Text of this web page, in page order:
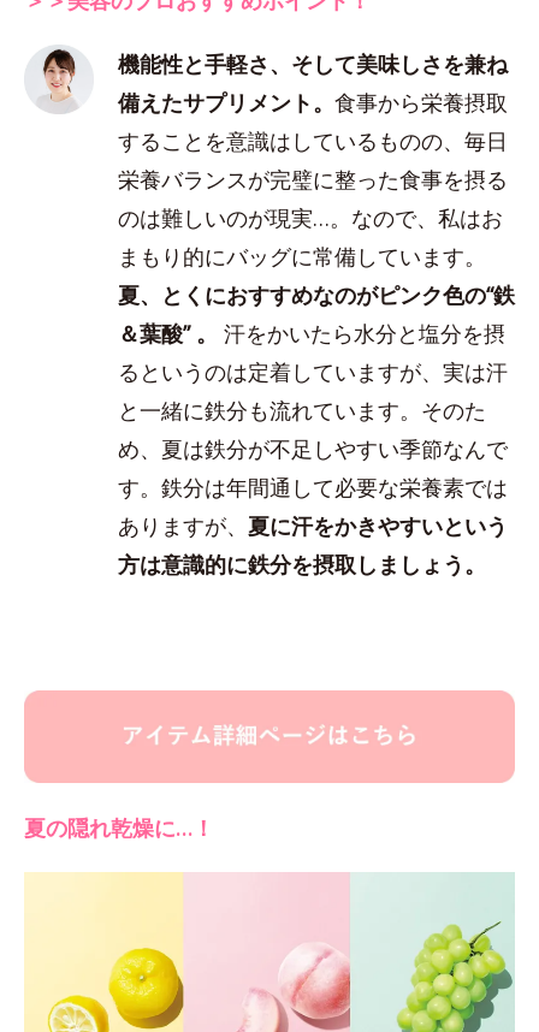
機能性と手軽さ、そして美味しさを兼ね
備えたサプリメント。食事から栄養摂取
することを意識はしているものの、毎日
栄養バランスが完璧に整った食事を摂る
のは難しいのが現実…。なので、私はお
まもり的にバッグに常備しています。
夏、とくにおすすめなのがピンク色の“鉄
＆葉酸” 。汗をかいたら水分と塩分を摂
るというのは定着していますが、実は汗
と一緒に鉄分も流れています。そのた
め、夏は鉄分が不足しやすい季節なんで
す。鉄分は年間通して必要な栄養素では
ありますが、 夏に汗をかきやすいという
方は意識的に鉄分を摂取しましょう。
夏の隠れ乾燥に…！